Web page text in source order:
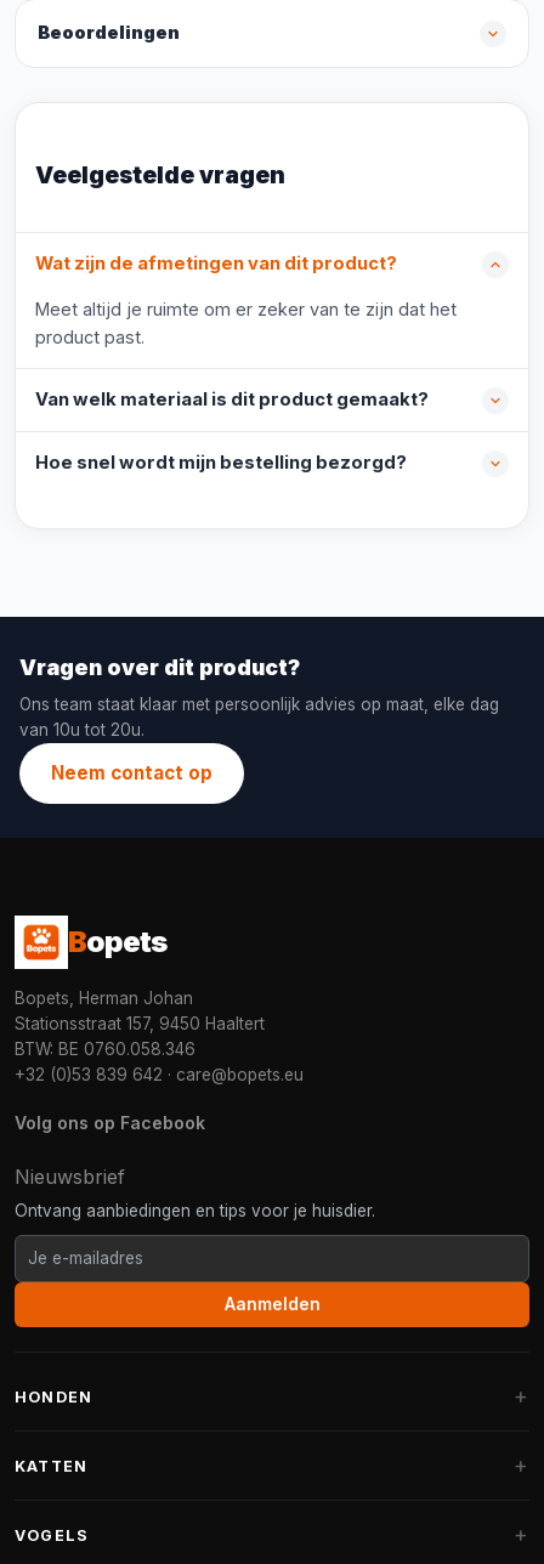
Beoordelingen
Veelgestelde vragen
Wat zijn de afmetingen van dit product?
Meet altijd je ruimte om er zeker van te zijn dat het
product past.
Van welk materiaal is dit product gemaakt?
Hoe snel wordt mijn bestelling bezorgd?
Vragen over dit product?
Ons team staat klaar met persoonlijk advies op maat, elke dag
van 10u tot 20u.
Neem contact op
Bopets
Bopets, Herman Johan
Stationsstraat 157, 9450 Haaltert
BTW: BE 0760.058.346
+32 (0)53 839 642 · care@bopets.eu
Volg ons op Facebook
Nieuwsbrief
Ontvang aanbiedingen en tips voor je huisdier.
Aanmelden
HONDEN
Fantail hondenmanden
KATTEN
VOGELS